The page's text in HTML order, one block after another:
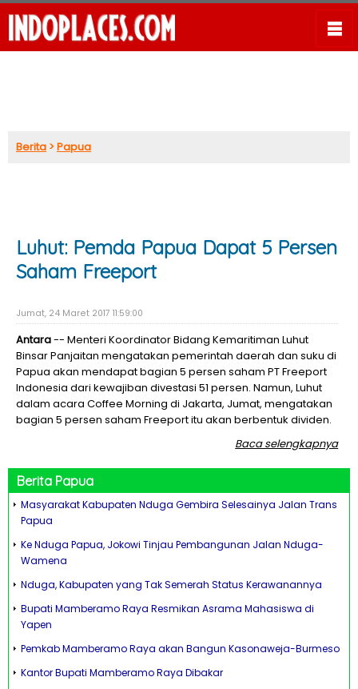
Berita >Papua
Luhut: Pemda Papua Dapat 5 Persen
Saham Freeport
Jumat, 24 Maret 2017 11:59:00
Antara-- Menteri Koordinator Bidang Kemaritiman Luhut
Binsar Panjaitan mengatakan pemerintah daerah dan suku di
Papua akan mendapat bagian 5 persen saham PT Freeport
Indonesia dari kewajiban divestasi 51 persen. Namun, Luhut
dalam acara Coffee Morning di Jakarta, Jumat, mengatakan
bagian 5 persen saham Freeport itu akan berbentuk dividen.
Baca selengkapnya
Berita Papua
Masyarakat Kabupaten Nduga Gembira Selesainya Jalan Trans
Papua
Ke Nduga Papua, Jokowi Tinjau Pembangunan Jalan Nduga-
Wamena
Nduga, Kabupaten yang Tak Semerah Status Kerawanannya
Bupati Mamberamo Raya Resmikan Asrama Mahasiswa di
Yapen
Pemkab Mamberamo Raya akan Bangun Kasonaweja-Burmeso
Kantor Bupati Mamberamo Raya Dibakar